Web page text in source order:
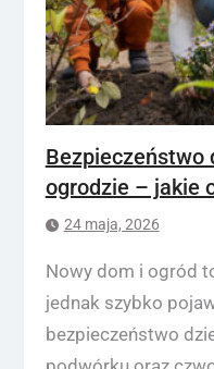
Bezpieczeństwo
ogrodzie – jakie
24 maja, 2026
Nowy dom i ogród
jednak szybko
bezpieczeństwo